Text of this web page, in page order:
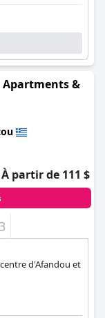
Apartments &
À partir de 111 $
d'Afandou et